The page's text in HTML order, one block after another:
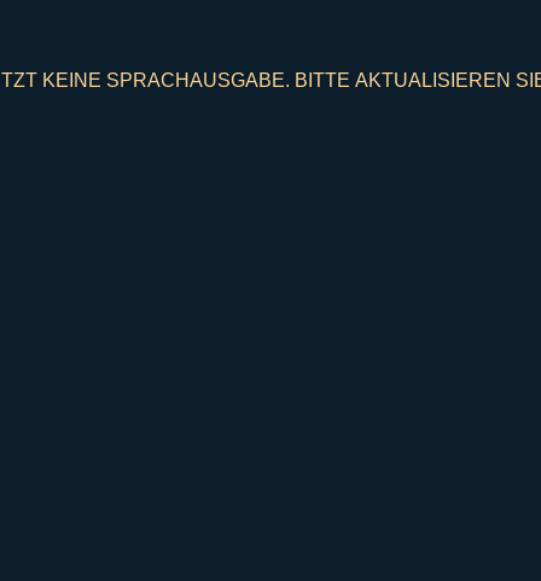
KEINE SPRACHAUSGABE. BITTE AKTUALISIEREN